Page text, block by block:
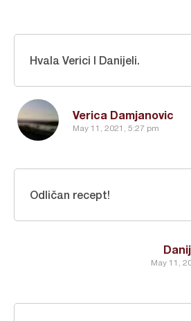
Verica Damjanovic
May 11, 2021, 5:27 pm
Hvala Verici I Danijeli.
May 11,
Odličan recept!